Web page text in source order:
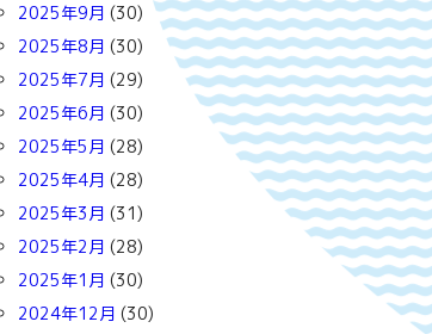
2025年9月 (30)
2025年8月 (30)
2025年7月 (29)
2025年6月 (30)
2025年5月 (28)
2025年4月 (28)
2025年3月 (31)
2025年2月 (28)
2025年1月 (30)
2024年12月 (30)